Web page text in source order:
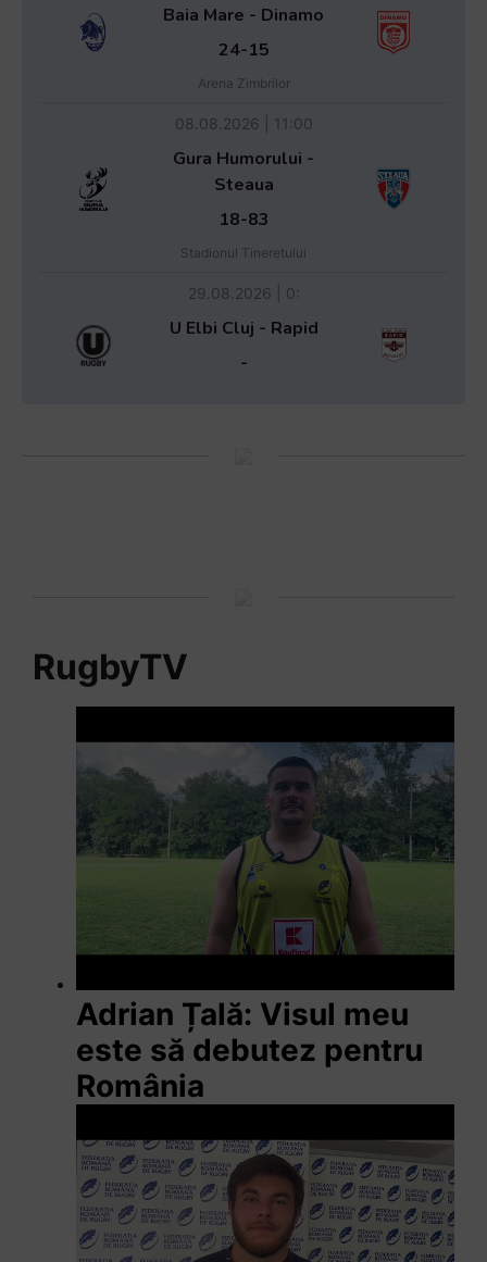
Baia Mare - Dinamo
24-15
Arena Zimbrilor
08.08.2026 | 11:00
Gura Humorului -
Steaua
18-83
Stadionul Tineretului
29.08.2026 | 0:
U Elbi Cluj - Rapid
-
RugbyTV
Adrian Țală: Visul meu
este să debutez pentru
România